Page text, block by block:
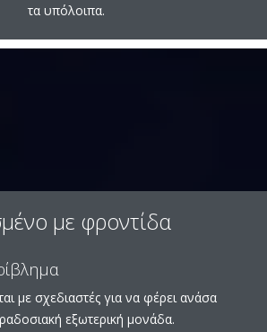
τα υπόλοιπα.
με φροντίδα
με σχεδιαστές για να φέρει ανάσα
εξωτερική μονάδα.